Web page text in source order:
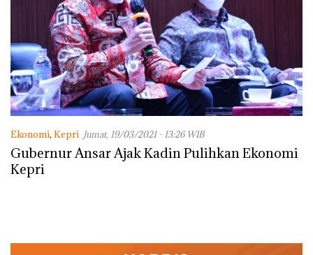
Ekonomi, Kepri Jumat, 19/03/2021 - 13:26 WIB
Gubernur Ansar Ajak Kadin Pulihkan Ekonomi
Kepri